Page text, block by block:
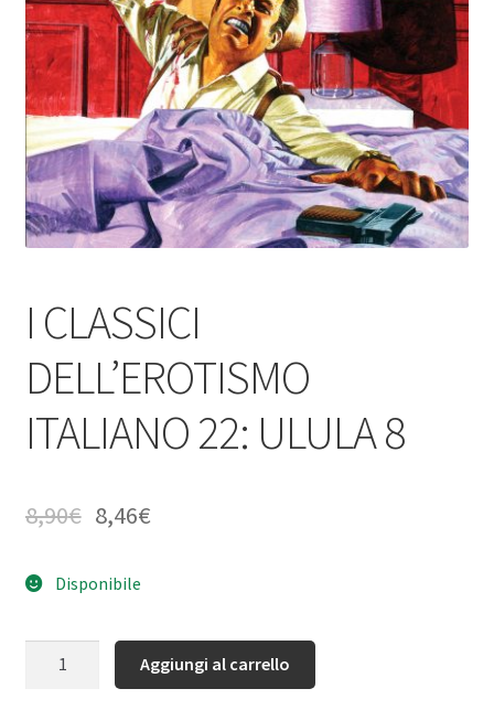
I CLASSICI
DELL’EROTISMO
ITALIANO 22: ULULA 8
8,90€ 8,46€
Disponibile
Aggiungi al carrello